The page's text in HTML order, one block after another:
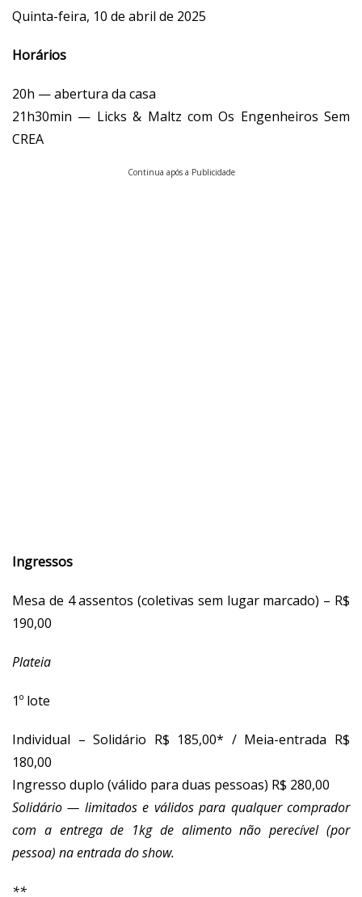
Quinta-feira, 10 de abril de 2025
Horários
20h — abertura da casa
21h30min — Licks & Maltz com Os Engenheiros Sem
CREA
Continua após a Publicidade
Ingressos
Mesa de 4 assentos (coletivas sem lugar marcado) – R$
190,00
Plateia
1º lote
Individual – Solidário R$ 185,00* / Meia-entrada R$
180,00
Ingresso duplo (válido para duas pessoas) R$ 280,00
Solidário — limitados e válidos para qualquer comprador
com a entrega de 1kg de alimento não perecível (por
pessoa) na entrada do show.
**